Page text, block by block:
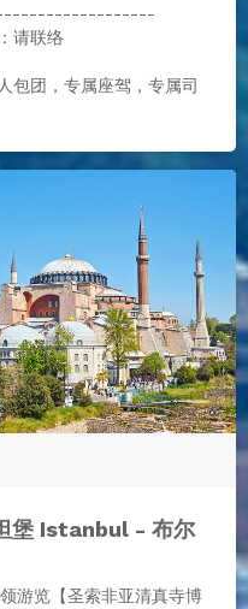
请联络
包团，专属座驾，专属司
堡 Istanbul - 布尔
游览【圣索非亚清真寺博